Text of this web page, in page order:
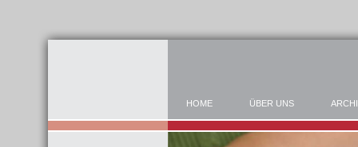
HOME ÜBER UNS